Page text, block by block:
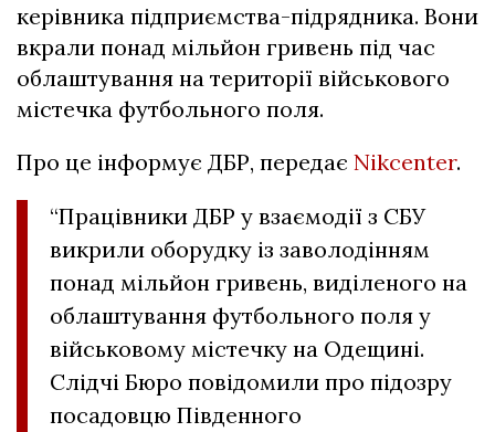
керівника підприємства-підрядника. Вони
вкрали понад мільйон гривень під час
облаштування на території військового
містечка футбольного поля.
Про це інформує ДБР, передає Nikcenter.
“Працівники ДБР у взаємодії з СБУ
викрили оборудку із заволодінням
понад мільйон гривень, виділеного на
облаштування футбольного поля у
військовому містечку на Одещині.
Слідчі Бюро повідомили про підозру
посадовцю Південного